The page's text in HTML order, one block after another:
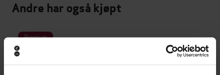
Andre har også kjøpt
Premium